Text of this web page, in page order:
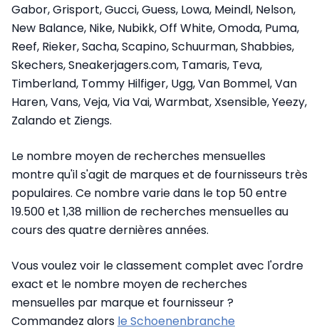
Gabor, Grisport, Gucci, Guess, Lowa, Meindl, Nelson,
New Balance, Nike, Nubikk, Off White, Omoda, Puma,
Reef, Rieker, Sacha, Scapino, Schuurman, Shabbies,
Skechers, Sneakerjagers.com, Tamaris, Teva,
Timberland, Tommy Hilfiger, Ugg, Van Bommel, Van
Haren, Vans, Veja, Via Vai, Warmbat, Xsensible, Yeezy,
Zalando et Ziengs.
Le nombre moyen de recherches mensuelles
montre qu'il s'agit de marques et de fournisseurs très
populaires. Ce nombre varie dans le top 50 entre
19.500 et 1,38 million de recherches mensuelles au
cours des quatre dernières années.
Vous voulez voir le classement complet avec l'ordre
exact et le nombre moyen de recherches
mensuelles par marque et fournisseur ?
Commandez alors le Schoenenbranche